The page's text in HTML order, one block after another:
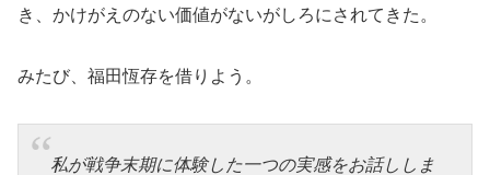
き、かけがえのない価値がないがしろにされてきた。
みたび、福田恆存を借りよう。
私が戦争末期に体験した一つの実感をお話ししま